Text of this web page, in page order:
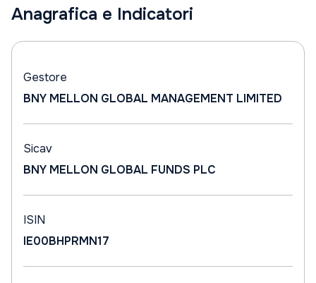
Anagrafica e Indicatori
Gestore
BNY MELLON GLOBAL MANAGEMENT LIMITED
Sicav
BNY MELLON GLOBAL FUNDS PLC
ISIN
IE00BHPRMN17